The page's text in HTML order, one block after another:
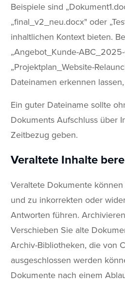
Beispiele sind
„final_v2_neu.docx" oder
inhaltlichen Kontext bieten.
„Angebot_Kunde-
„Projektplan_Website-
Dateinamen erkennen
Ein guter Dateiname sollte
Dokuments Aufschluss über
Zeitbezug geben.
Veraltete Inhalte
Veraltete Dokumente
und zu inkorrekten oder
Antworten führen.
Verschieben Sie alte
Archiv-Bibliotheken, die von
ausgeschlossen werden
Dokumente nach einem